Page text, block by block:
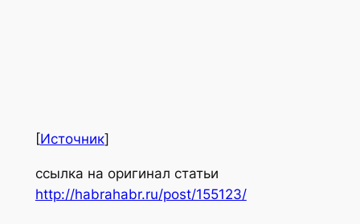
[Источник]
ссылка на оригинал статьи
http://habrahabr.ru/post/155123/